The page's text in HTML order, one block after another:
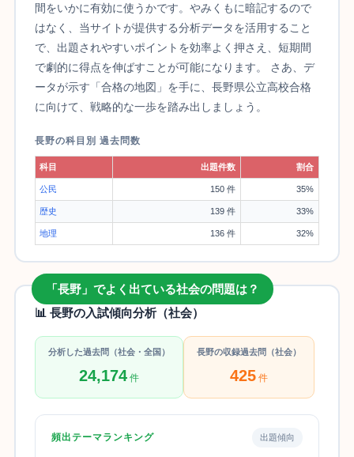
間をいかに有効に使うかです。やみくもに暗記するので
はなく、当サイトが提供する分析データを活用すること
で、出題されやすいポイントを効率よく押さえ、短期間
で劇的に得点を伸ばすことが可能になります。 さあ、デ
ータが示す「合格の地図」を手に、長野県公立高校合格
に向けて、戦略的な一歩を踏み出しましょう。
長野の科目別 過去問数
科目 出題件数 割合
公民 150 件 35%
歴史 139 件 33%
地理 136 件 32%
「長野」でよく出ている社会の問題は？
📊 長野の入試傾向分析（社会）
分析した過去問（社会・全国）
24,174件
長野の収録過去問（社会）
425件
頻出テーマランキング 出題傾向